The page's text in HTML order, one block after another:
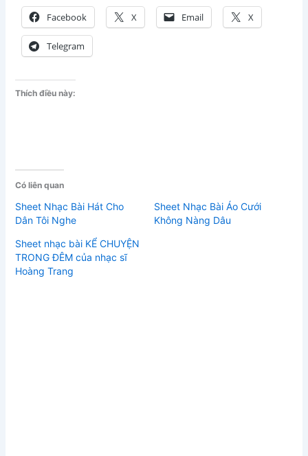
Facebook X Email X
Telegram
Thích điều này:
Có liên quan
Sheet Nhạc Bài Hát Cho
Dân Tôi Nghe
Sheet Nhạc Bài Áo Cưới
Không Nàng Dâu
Sheet nhạc bài KỂ CHUYỆN
TRONG ĐÊM của nhạc sĩ
Hoàng Trang